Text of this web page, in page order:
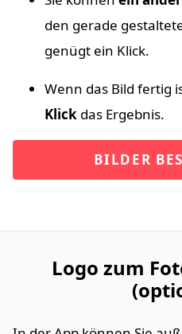
den gerade
genügt ein Klick.
Wenn das Bild fertig
Klick das Ergebnis.
BILDER
Logo zum